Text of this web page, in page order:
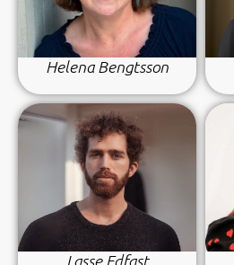
Helena Bengtsson
Lasse Edfast